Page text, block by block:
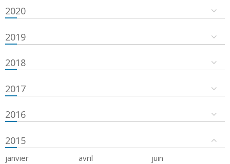
2020
2019
2018
2017
2016
2015
janvier avril
juin